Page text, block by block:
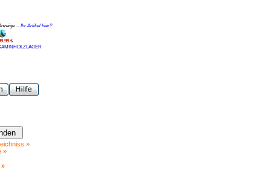
... Ihr Artikel hier?
€
»
»
»